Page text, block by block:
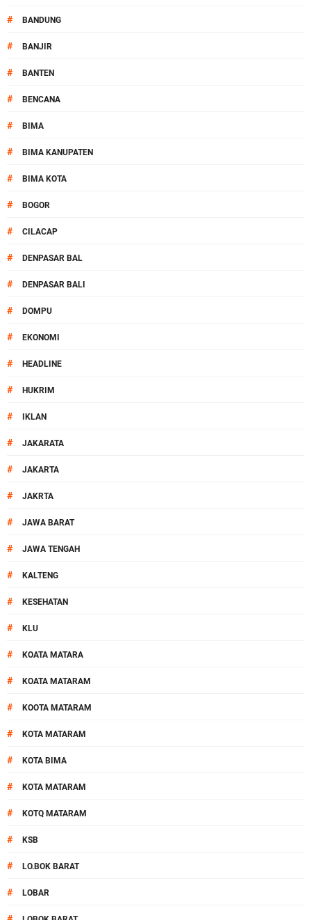
# BANDUNG
# BANJIR
# BANTEN
# BENCANA
# BIMA
# BIMA KANUPATEN
# BIMA KOTA
# BOGOR
# CILACAP
# DENPASAR BAL
# DENPASAR BALI
# DOMPU
# EKONOMI
# HEADLINE
# HUKRIM
# IKLAN
# JAKARATA
# JAKARTA
# JAKRTA
# JAWA BARAT
# JAWA TENGAH
# KALTENG
# KESEHATAN
# KLU
# KOATA MATARA
# KOATA MATARAM
# KOOTA MATARAM
# KOTA MATARAM
# KOTA BIMA
# KOTA MATARAM
# KOTQ MATARAM
# KSB
# LO.BOK BARAT
# LOBAR